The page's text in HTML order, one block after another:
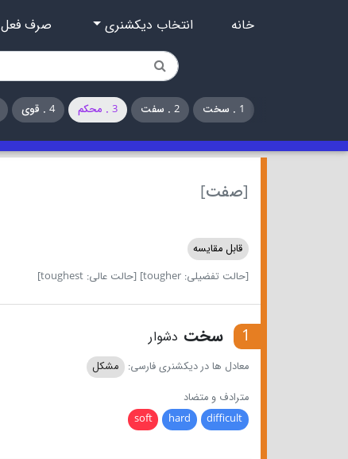
خانه انتخاب دیکشنری صرف فعل
1 . سخت 2 . سفت 3 . محکم 4 . قوی
[صفت]
قابل مقایسه
[حالت تفضیلی: tougher]
[حالت عالی: toughest]
1 سخت دشوار
معادل ها در دیکشنری فارسی:
مشکل
مترادف و متضاد
difficult
hard
soft